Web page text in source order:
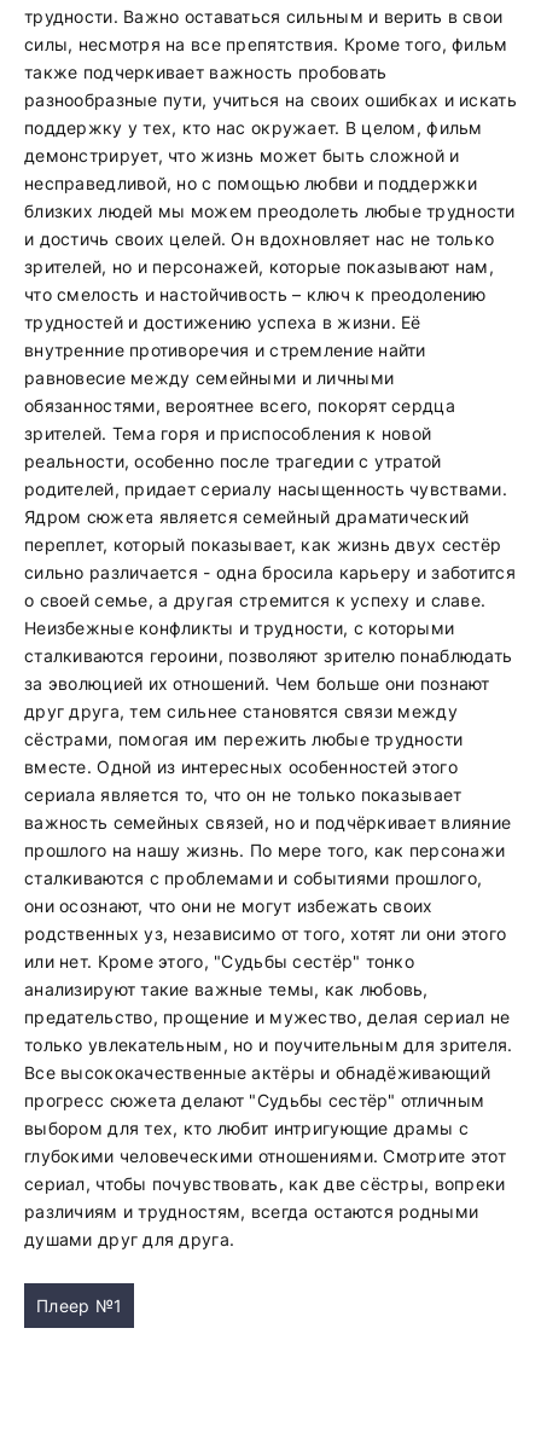
трудности. Важно оставаться сильным и верить в свои
силы, несмотря на все препятствия. Кроме того, фильм
также подчеркивает важность пробовать
разнообразные пути, учиться на своих ошибках и искать
поддержку у тех, кто нас окружает. В целом, фильм
демонстрирует, что жизнь может быть сложной и
несправедливой, но с помощью любви и поддержки
близких людей мы можем преодолеть любые трудности
и достичь своих целей. Он вдохновляет нас не только
зрителей, но и персонажей, которые показывают нам,
что смелость и настойчивость – ключ к преодолению
трудностей и достижению успеха в жизни. Её
внутренние противоречия и стремление найти
равновесие между семейными и личными
обязанностями, вероятнее всего, покорят сердца
зрителей. Тема горя и приспособления к новой
реальности, особенно после трагедии с утратой
родителей, придает сериалу насыщенность чувствами.
Ядром сюжета является семейный драматический
переплет, который показывает, как жизнь двух сестёр
сильно различается - одна бросила карьеру и заботится
о своей семье, а другая стремится к успеху и славе.
Неизбежные конфликты и трудности, с которыми
сталкиваются героини, позволяют зрителю понаблюдать
за эволюцией их отношений. Чем больше они познают
друг друга, тем сильнее становятся связи между
сёстрами, помогая им пережить любые трудности
вместе. Одной из интересных особенностей этого
сериала является то, что он не только показывает
важность семейных связей, но и подчёркивает влияние
прошлого на нашу жизнь. По мере того, как персонажи
сталкиваются с проблемами и событиями прошлого,
они осознают, что они не могут избежать своих
родственных уз, независимо от того, хотят ли они этого
или нет. Кроме этого, "Судьбы сестёр" тонко
анализируют такие важные темы, как любовь,
предательство, прощение и мужество, делая сериал не
только увлекательным, но и поучительным для зрителя.
Все высококачественные актёры и обнадёживающий
прогресс сюжета делают "Судьбы сестёр" отличным
выбором для тех, кто любит интригующие драмы с
глубокими человеческими отношениями. Смотрите этот
сериал, чтобы почувствовать, как две сёстры, вопреки
различиям и трудностям, всегда остаются родными
душами друг для друга.
Плеер №1